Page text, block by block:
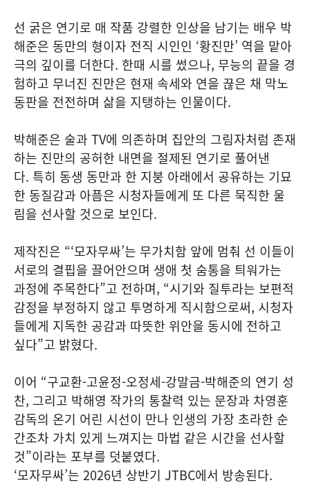
선 굵은 연기로 매 작품 강렬한 인상을 남기는 배우 박
해준은 동만의 형이자 전직 시인인 ‘황진만’ 역을 맡아
극의 깊이를 더한다. 한때 시를 썼으나, 무능의 끝을 경
험하고 무너진 진만은 현재 속세와 연을 끊은 채 막노
동판을 전전하며 삶을 지탱하는 인물이다.
박해준은 술과 TV에 의존하며 집안의 그림자처럼 존재
하는 진만의 공허한 내면을 절제된 연기로 풀어낸
다. 특히 동생 동만과 한 지붕 아래에서 공유하는 기묘
한 동질감과 아픔은 시청자들에게 또 다른 묵직한 울
림을 선사할 것으로 보인다.
제작진은 “‘모자무싸’는 무가치함 앞에 멈춰 선 이들이
서로의 결핍을 끌어안으며 생애 첫 숨통을 틔워가는
과정에 주목한다”고 전하며, “시기와 질투라는 보편적
감정을 부정하지 않고 투명하게 직시함으로써, 시청자
들에게 지독한 공감과 따뜻한 위안을 동시에 전하고
싶다”고 밝혔다.
이어 “구교환-고윤정-오정세-강말금-박해준의 연기 성
찬, 그리고 박해영 작가의 통찰력 있는 문장과 차영훈
감독의 온기 어린 시선이 만나 인생의 가장 초라한 순
간조차 가치 있게 느껴지는 마법 같은 시간을 선사할
것”이라는 포부를 덧붙였다.
‘모자무싸’는 2026년 상반기 JTBC에서 방송된다.